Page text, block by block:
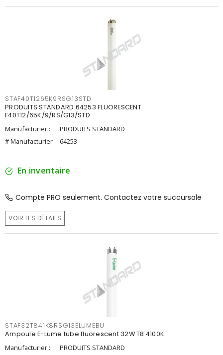
STAF40T1265K9RSG13STD
PRODUITS STANDARD 64253 FLUORESCENT
F40T12/65K/9/RS/G13/STD
Manufacturier :
PRODUITS STANDARD
# Manufacturier : 64253
En inventaire
Compte PRO seulement. Contactez votre succursale
VOIR LES DÉTAILS
STAF32T841K8RSG13ELUMEBU
Ampoule E-Lume tube fluorescent 32W T8 4100K
Manufacturier :
PRODUITS STANDARD